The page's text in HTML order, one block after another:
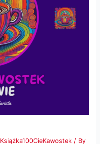
Książka100CieKawostek / By